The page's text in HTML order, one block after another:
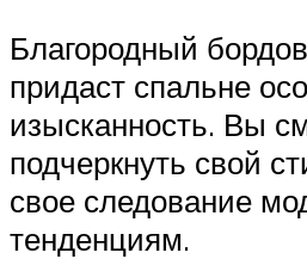
Благородный
придаст спальне
изысканность. Вы
подчеркнуть свой
свое следование
тенденциям.